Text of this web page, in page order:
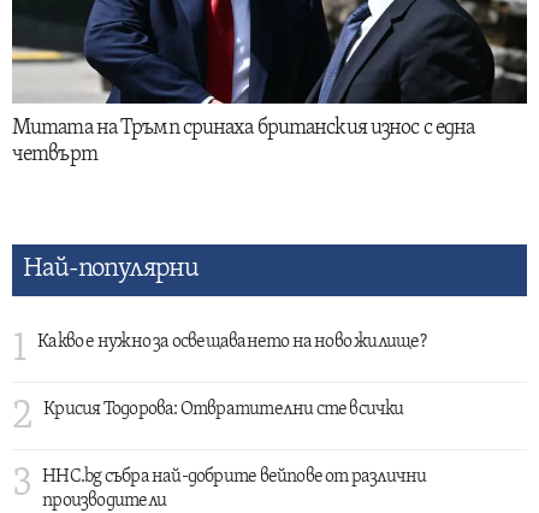
Митата на Тръмп сринаха британския износ с една
четвърт
Най-популярни
1 Какво е нужно за освещаването на ново жилище?
2 Крисия Тодорова: Отвратителни сте всички
3
HHC.bg събра най-добрите вейпове от различни
производители